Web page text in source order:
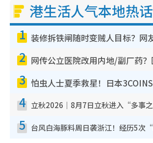
港生活人气本地热话
1
2
3
4
5